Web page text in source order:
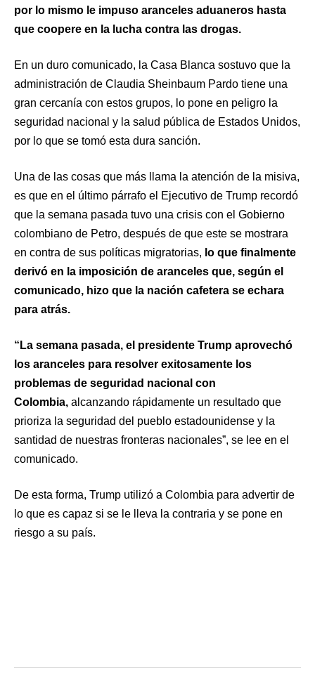
por lo mismo le impuso aranceles aduaneros hasta
que coopere en la lucha contra las drogas.
En un duro comunicado, la Casa Blanca sostuvo que la
administración de Claudia Sheinbaum Pardo tiene una
gran cercanía con estos grupos, lo pone en peligro la
seguridad nacional y la salud pública de Estados Unidos,
por lo que se tomó esta dura sanción.
Una de las cosas que más llama la atención de la misiva,
es que en el último párrafo el Ejecutivo de Trump recordó
que la semana pasada tuvo una crisis con el Gobierno
colombiano de Petro, después de que este se mostrara
en contra de sus políticas migratorias, lo que finalmente
derivó en la imposición de aranceles que, según el
comunicado, hizo que la nación cafetera se echara
para atrás.
“La semana pasada, el presidente Trump aprovechó
los aranceles para resolver exitosamente los
problemas de seguridad nacional con
Colombia, alcanzando rápidamente un resultado que
prioriza la seguridad del pueblo estadounidense y la
santidad de nuestras fronteras nacionales”, se lee en el
comunicado.
De esta forma, Trump utilizó a Colombia para advertir de
lo que es capaz si se le lleva la contraria y se pone en
riesgo a su país.